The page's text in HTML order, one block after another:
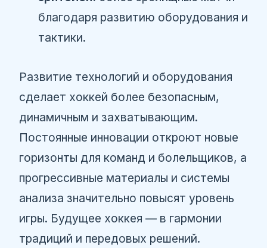
благодаря развитию оборудования и
тактики.
Развитие технологий и оборудования
сделает хоккей более безопасным,
динамичным и захватывающим.
Постоянные инновации откроют новые
горизонты для команд и болельщиков, а
прогрессивные материалы и системы
анализа значительно повысят уровень
игры. Будущее хоккея — в гармонии
традиций и передовых решений.